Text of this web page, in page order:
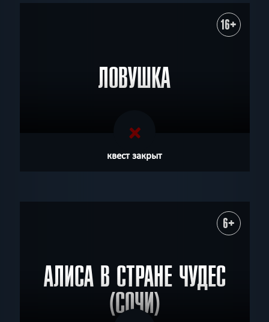
16+
ЛОВУШКА
квест закрыт
6+
АЛИСА В СТРАНЕ ЧУДЕС
(СОЧИ)